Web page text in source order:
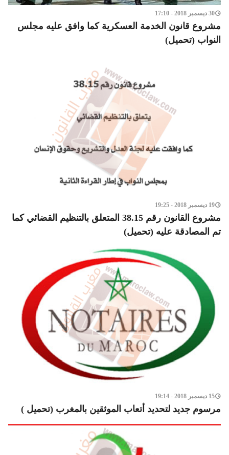
30 ديسمبر 2018 - 17:10
مشروع قانون الخدمة العسكرية كما وافق عليه مجلس
النواب (تحميل)
19 ديسمبر 2018 - 19:25
مشروع القانون رقم 38.15 المتعلق بالتنظيم القضائي كما
تم المصادقة عليه (تحميل)
15 ديسمبر 2018 - 19:14
مرسوم جديد لتحديد أتعاب الموثقين بالمغرب (تحميل )